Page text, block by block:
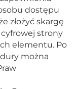
dostępu
złożyć skargę
strony
elementu. Po
można